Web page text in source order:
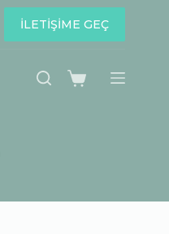
İLETİŞİME GEÇ
Shopping